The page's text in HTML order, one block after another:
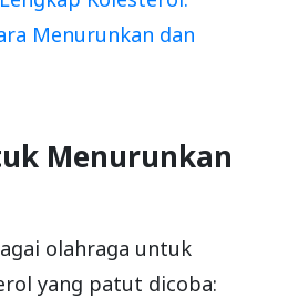
Menurunkan dan
Menurunkan
olahraga untuk
yang patut dicoba: